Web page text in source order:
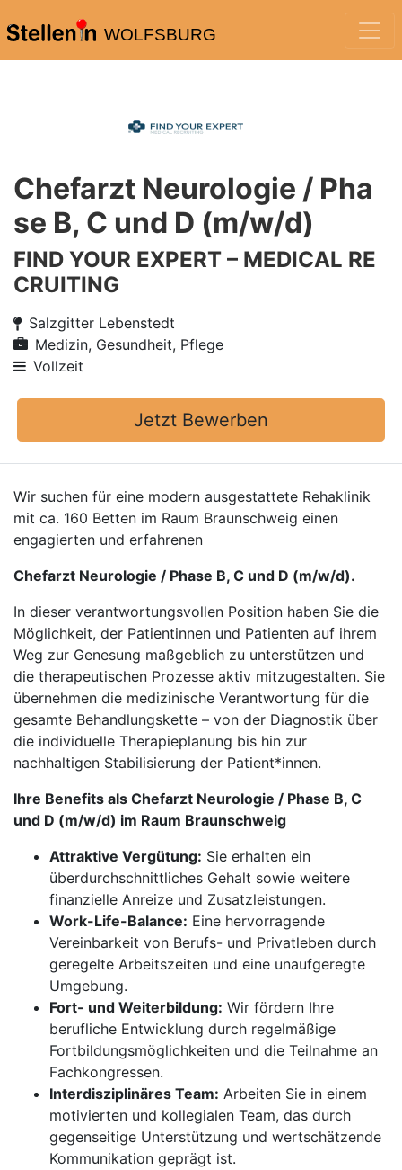
WOLFSBURG
Chefarzt Neurologie / Pha
se B, C und D (m/w/d)
FIND YOUR EXPERT – MEDICAL RE
CRUITING
Salzgitter Lebenstedt
Medizin, Gesundheit, Pflege
Vollzeit
Jetzt Bewerben
Wir suchen für eine modern ausgestattete Rehaklinik
mit ca. 160 Betten im Raum Braunschweig einen
engagierten und erfahrenen
Chefarzt Neurologie / Phase B, C und D (m/w/d).
In dieser verantwortungsvollen Position haben Sie die
Möglichkeit, der Patientinnen und Patienten auf ihrem
Weg zur Genesung maßgeblich zu unterstützen und
die therapeutischen Prozesse aktiv mitzugestalten. Sie
übernehmen die medizinische Verantwortung für die
gesamte Behandlungskette – von der Diagnostik über
die individuelle Therapieplanung bis hin zur
nachhaltigen Stabilisierung der Patient*innen.
Ihre Benefits als Chefarzt Neurologie / Phase B, C
und D (m/w/d) im Raum Braunschweig
Attraktive Vergütung: Sie erhalten ein
überdurchschnittliches Gehalt sowie weitere
finanzielle Anreize und Zusatzleistungen.
Work-Life-Balance: Eine hervorragende
Vereinbarkeit von Berufs- und Privatleben durch
geregelte Arbeitszeiten und eine unaufgeregte
Umgebung.
Fort- und Weiterbildung: Wir fördern Ihre
berufliche Entwicklung durch regelmäßige
Fortbildungsmöglichkeiten und die Teilnahme an
Fachkongressen.
Interdisziplinäres Team: Arbeiten Sie in einem
motivierten und kollegialen Team, das durch
gegenseitige Unterstützung und wertschätzende
Kommunikation geprägt ist.